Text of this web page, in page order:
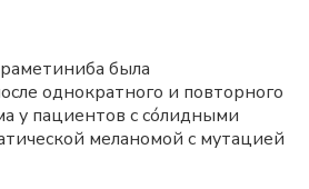
была
однократного и повторного
у пациентов с сóлидными
меланомой с мутацией